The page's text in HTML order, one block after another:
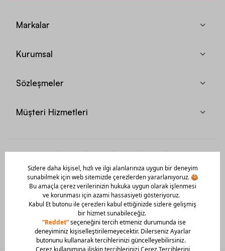
Markalar
Kurumsal
Sözleşmeler
Müşteri Hizmetleri
Mobil Uygulamamızı Hemen İndir!